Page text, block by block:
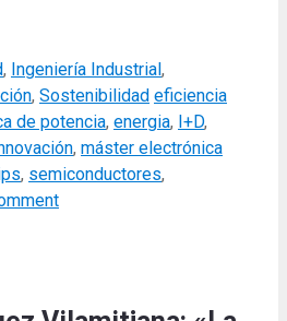
, Ingeniería Industrial,
, Sostenibilidad Tags
eficiencia
de potencia, energia, I+D,
, máster electrónica
, semiconductores,